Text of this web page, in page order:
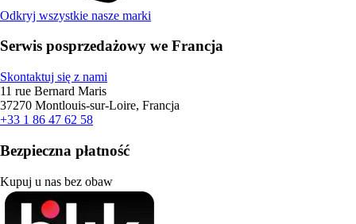
Odkryj wszystkie nasze marki
Serwis posprzedażowy we Francja
Skontaktuj się z nami
11 rue Bernard Maris
37270 Montlouis-sur-Loire, Francja
+33 1 86 47 62 58
Bezpieczna płatność
Kupuj u nas bez obaw